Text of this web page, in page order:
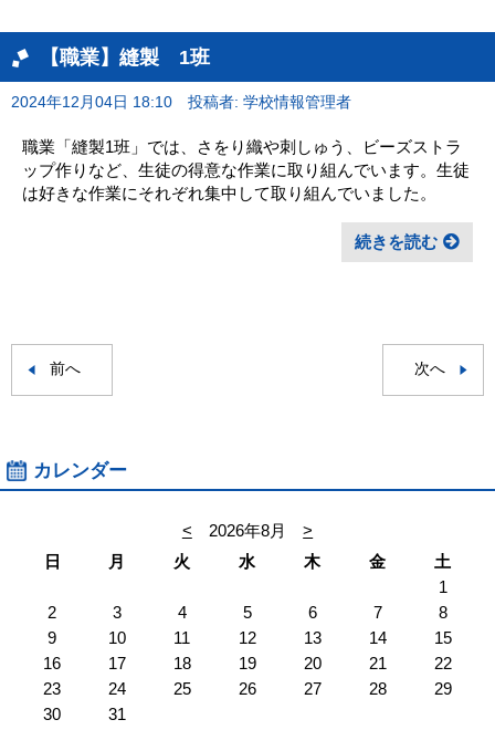
【職業】縫製 1班
2024年12月04日 18:10 投稿者: 学校情報管理者
職業「縫製1班」では、さをり織や刺しゅう、ビーズストラ
ップ作りなど、生徒の得意な作業に取り組んでいます。生徒
は好きな作業にそれぞれ集中して取り組んでいました。
続きを読む
前へ 次へ
カレンダー
< 2026年8月
>
日
月 火 水 木 金
土
1
2
3 4 5 6 7
8
9
10 11 12 13 14
15
16
17 18 19 20 21
22
23
24 25 26 27 28
29
30
31